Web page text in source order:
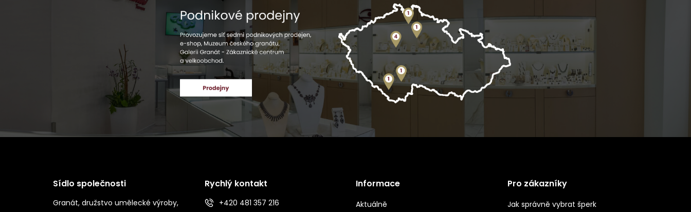
Sídlo společnosti
Granát, družstvo umělecké výroby,
Rychlý kontakt
+420 481 357 216
Informace
Aktuálně
Pro zákazníky
Jak správně vybrat šperk